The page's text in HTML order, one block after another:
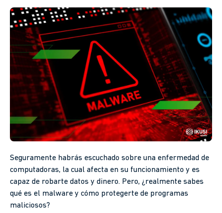
Seguramente habrás escuchado sobre una enfermedad de
computadoras, la cual afecta en su funcionamiento y es
capaz de robarte datos y dinero. Pero, ¿realmente sabes
qué es el malware y cómo protegerte de programas
maliciosos?